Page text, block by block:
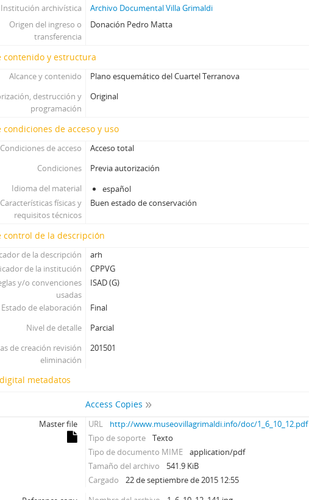
Institución archivística
Archivo Documental Villa Grimaldi
Origen del ingreso o
transferencia
Donación Pedro Matta
contenido y estructura
Alcance y contenido
Plano esquemático del Cuartel Terranova
destrucción y
programación
Original
condiciones de acceso y uso
Condiciones de acceso
Acceso total
Condiciones
Previa autorización
Idioma del material
español
Características físicas y
requisitos técnicos
Buen estado de conservación
control de la descripción
de la descripción
arh
de la institución
CPPVG
y/o convenciones
usadas
ISAD (G)
Estado de elaboración
Final
Nivel de detalle
Parcial
de creación revisión
eliminación
201501
metadatos
Access Copies
Master file URL
http://www.museovillagrimaldi.info/doc/1_6_10_12.pdf
Tipo de soporte
Texto
Tipo de documento MIME
application/pdf
Tamaño del archivo
541.9 KiB
Cargado
22 de septiembre de 2015 12:55